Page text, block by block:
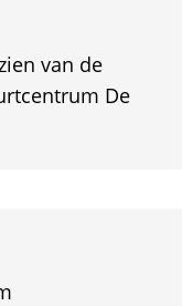
van de
De